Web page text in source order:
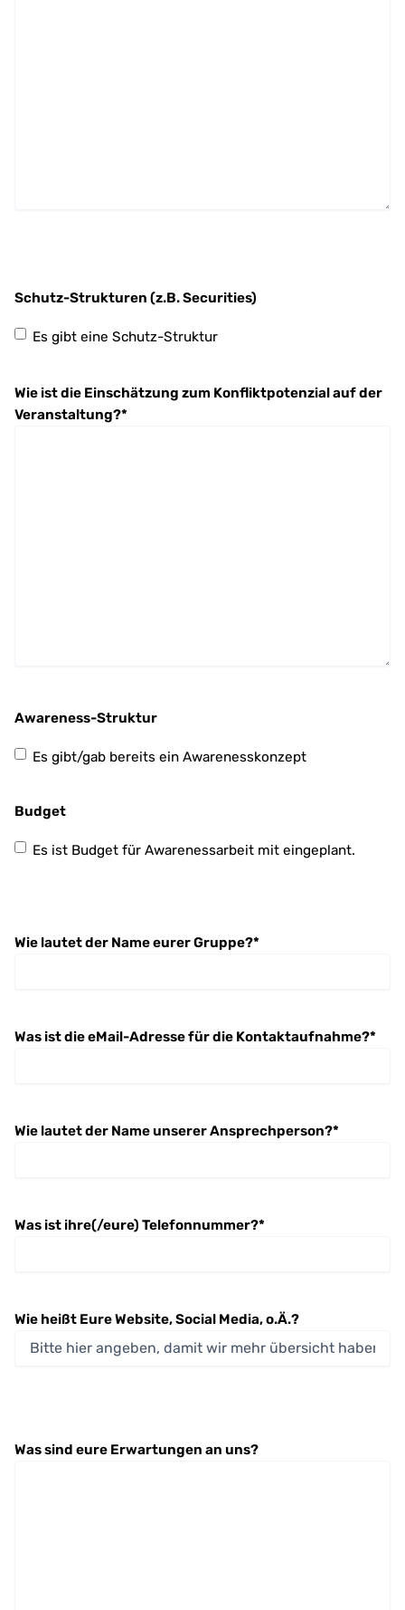
Schutz-Strukturen (z.B. Securities)
Es gibt eine Schutz-Struktur
Wie ist die Einschätzung zum Konfliktpotenzial auf der
Veranstaltung?*
Awareness-Struktur
Es gibt/gab bereits ein Awarenesskonzept
Budget
Es ist Budget für Awarenessarbeit mit eingeplant.
Wie lautet der Name eurer Gruppe?*
Was ist die eMail-Adresse für die Kontaktaufnahme?*
Wie lautet der Name unserer Ansprechperson?*
Was ist ihre(/eure) Telefonnummer?*
Wie heißt Eure Website, Social Media, o.Ä.?
Was sind eure Erwartungen an uns?